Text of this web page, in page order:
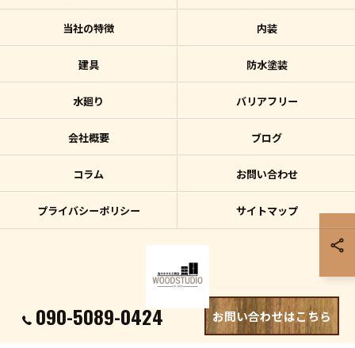
090-5089-0424 お問い合わせはこちら
当社の特徴 内装
建具 防水塗装
水廻り バリアフリー
会社概要 ブログ
コラム お問い合わせ
プライバシーポリシー サイトマップ
© 2026 沖縄県宮古島のリフォームはWOOD STUDIO ALL RIGHTS RESERVED.